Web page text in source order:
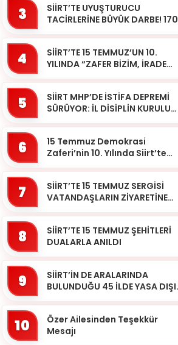
3
SİİRT’TE UYUŞTURUCU
TACİRLERİNE BÜYÜK DARBE! 170
TUTUKLAND...
4
SİİRT’TE 15 TEMMUZ’UN 10.
YILINDA “ZAFER BİZİM, İRADE
5
SİİRT MHP’DE İSTİFA DEPREMİ
SÜRÜYOR: İL DİSİPLİN KURULU
6
15 Temmuz Demokrasi
Zaferi’nin 10. Yılında Siirt’te
7
SİİRT’TE 15 TEMMUZ SERGİSİ
VATANDAŞLARIN ZİYARETİNE
8
SİİRT’TE 15 TEMMUZ ŞEHİTLERİ
DUALARLA ANILDI
9
SİİRT’İN DE ARALARINDA
BULUNDUĞU 45 İLDE YASA DIŞI
10
Özer Ailesinden Teşekkür
Mesajı